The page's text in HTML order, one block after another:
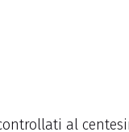
al